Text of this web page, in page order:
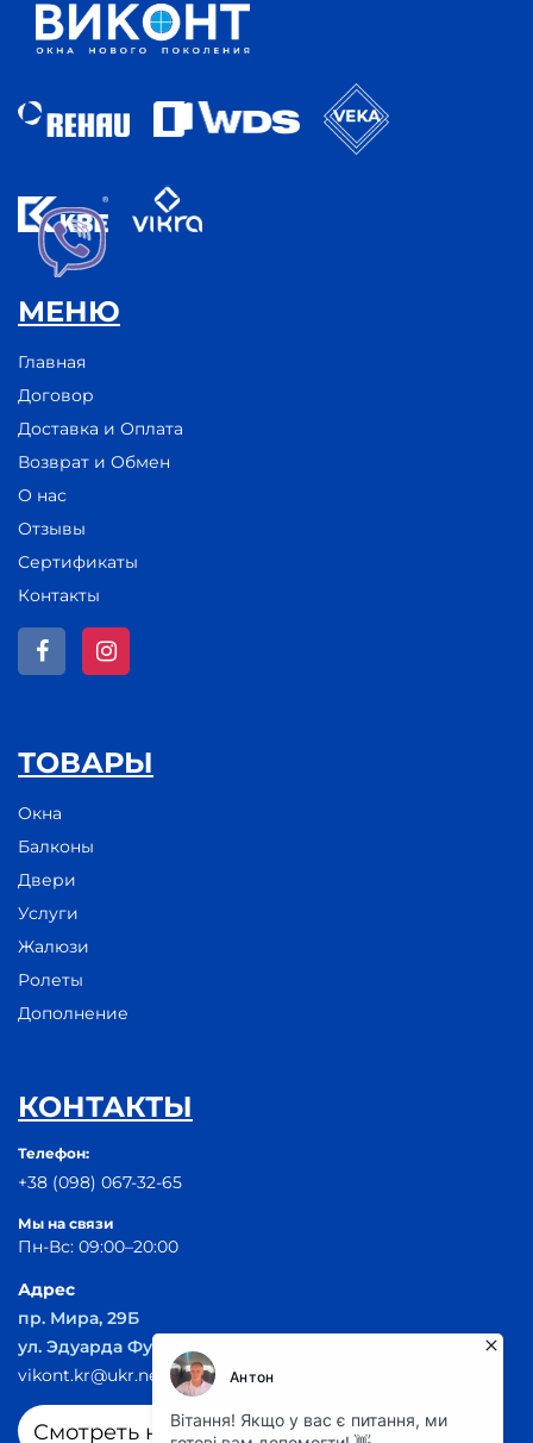
МЕНЮ
Главная
Договор
Доставка и Оплата
Возврат и Обмен
О нас
Отзывы
Сертификаты
Контакты
ТОВАРЫ
Окна
Балконы
Двери
Услуги
Жалюзи
Ролеты
Дополнение
КОНТАКТЫ
Телефон:
+38 (098) 067-32-65
Мы на связи
Пн-Вс: 09:00–20:00
Адрес
пр. Мира, 29Б
ул. Эдуарда Фукса 55
vikont.kr@ukr.net
Смотреть на карте